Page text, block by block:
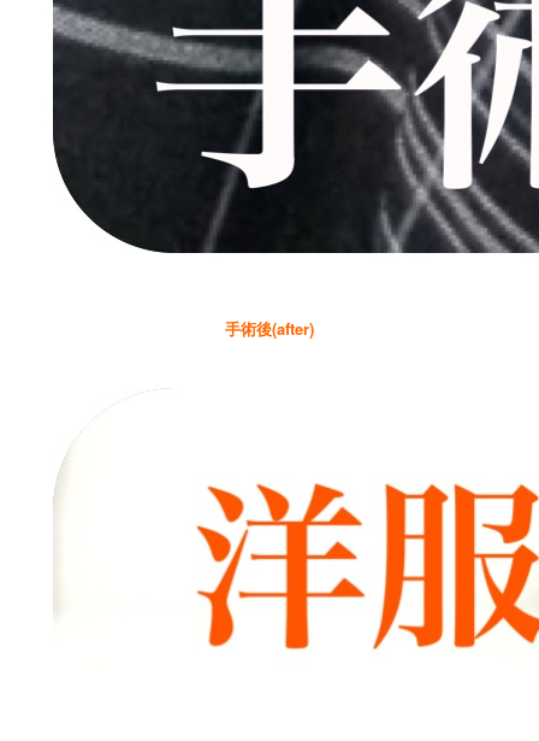
手術後(after)